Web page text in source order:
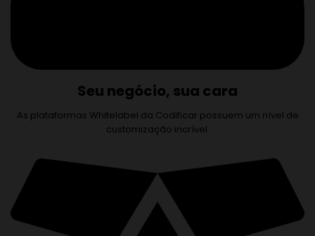
Seu negócio, sua cara
As plataformas Whitelabel da Codificar possuem um nível de
customização incrível.